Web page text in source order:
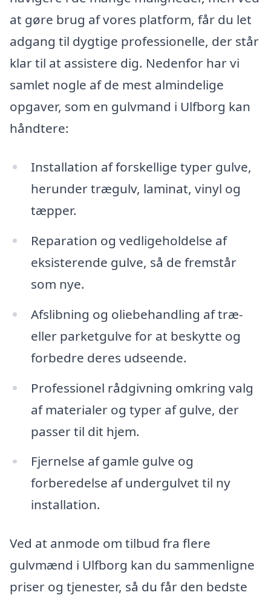
at gøre brug af vores platform, får du let
adgang til dygtige professionelle, der står
klar til at assistere dig. Nedenfor har vi
samlet nogle af de mest almindelige
opgaver, som en gulvmand i Ulfborg kan
håndtere:
Installation af forskellige typer gulve,
herunder trægulv, laminat, vinyl og
tæpper.
Reparation og vedligeholdelse af
eksisterende gulve, så de fremstår
som nye.
Afslibning og oliebehandling af træ-
eller parketgulve for at beskytte og
forbedre deres udseende.
Professionel rådgivning omkring valg
af materialer og typer af gulve, der
passer til dit hjem.
Fjernelse af gamle gulve og
forberedelse af undergulvet til ny
installation.
Ved at anmode om tilbud fra flere
gulvmænd i Ulfborg kan du sammenligne
priser og tjenester, så du får den bedste